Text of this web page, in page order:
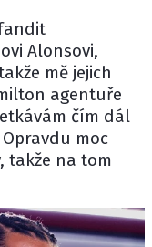
Alonsovi,
mě jejich
agentuře
čím dál
moc
takže na tom